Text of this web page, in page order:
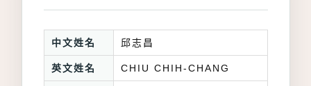
中文姓名 邱志昌
英文姓名 CHIU CHIH-CHANG